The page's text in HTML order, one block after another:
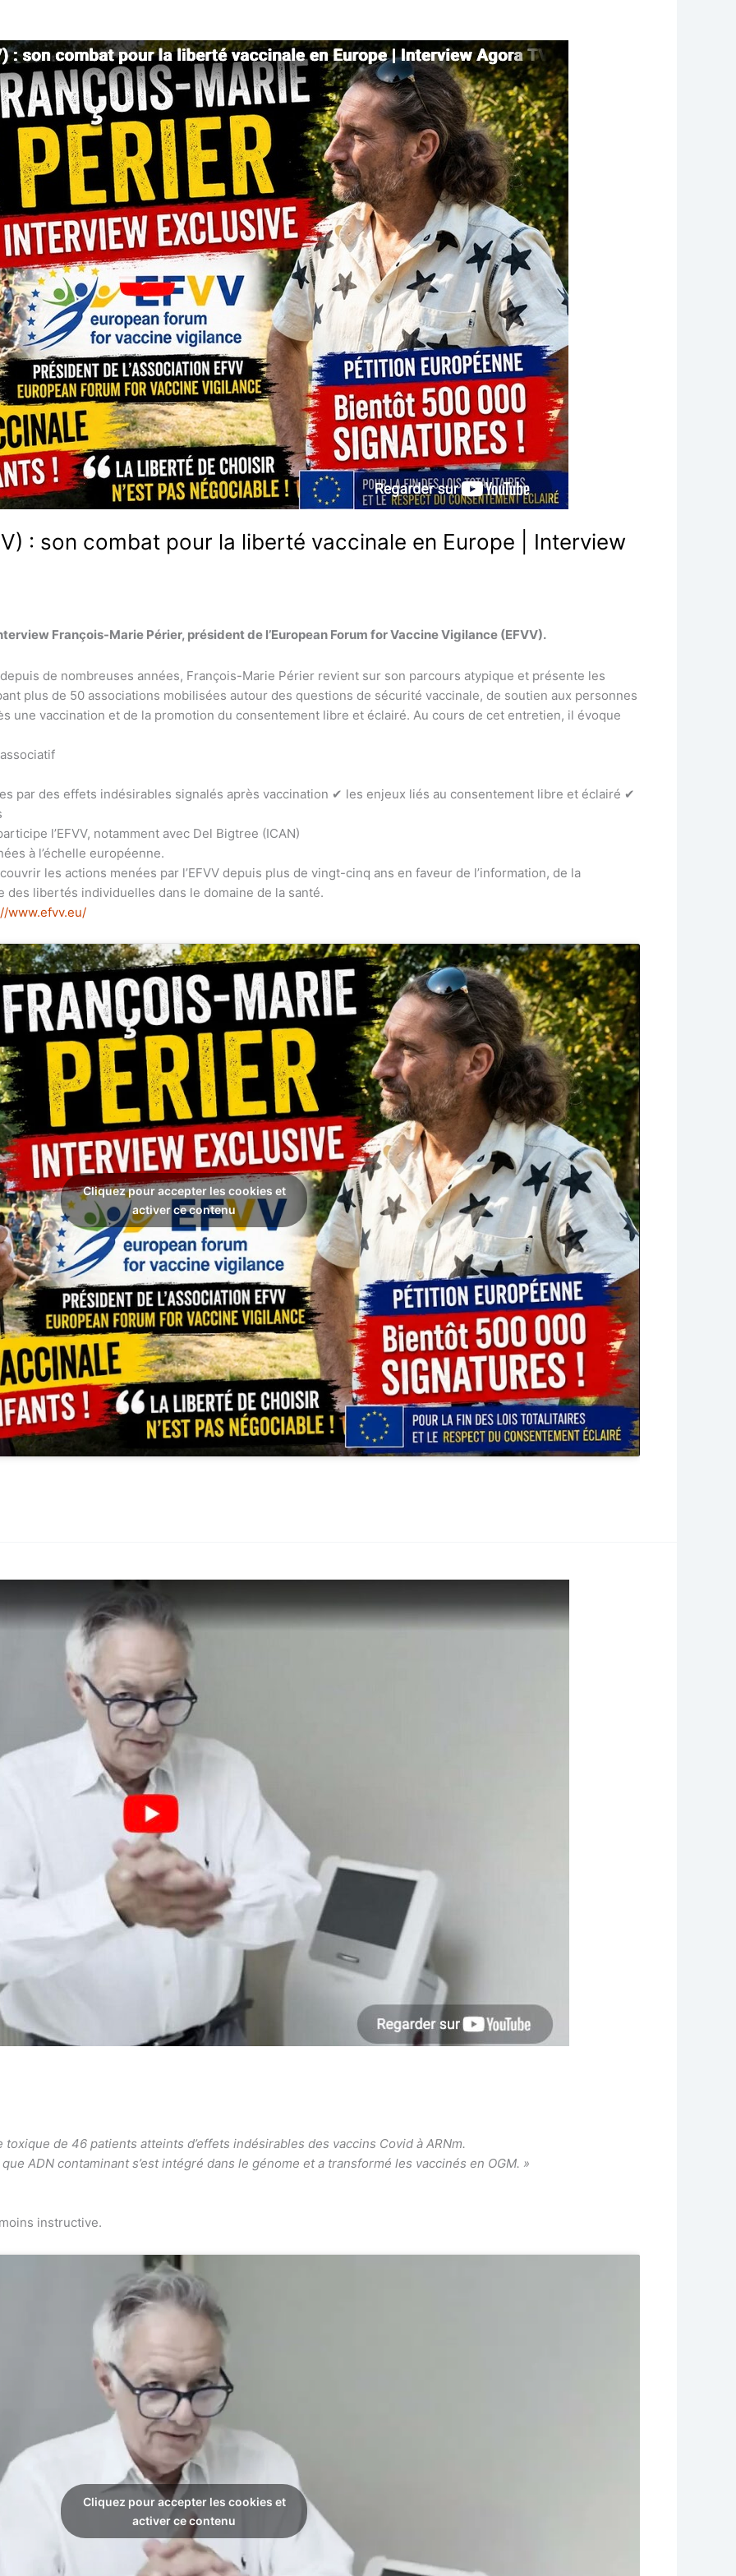
: son combat pour la liberté vaccinale en Europe | Interview
François-Marie Périer, président de l’European Forum for Vaccine Vigilance (EFVV).
de nombreuses années, François-Marie Périer revient sur son parcours atypique et présente les
plus de 50 associations mobilisées autour des questions de sécurité vaccinale, de soutien aux personnes
une vaccination et de la promotion du consentement libre et éclairé. Au cours de cet entretien, il évoque
par des effets indésirables signalés après vaccination ✔ les enjeux liés au consentement libre et éclairé ✔
l’EFVV, notamment avec Del Bigtree (ICAN)
à l’échelle européenne.
les actions menées par l’EFVV depuis plus de vingt-cinq ans en faveur de l’information, de la
libertés individuelles dans le domaine de la santé.
www.efvv.eu/
Cliquez pour accepter les cookies et
activer ce contenu
de 46 patients atteints d’effets indésirables des vaccins Covid à ARNm.
ADN contaminant s’est intégré dans le génome et a transformé les vaccinés en OGM. »
instructive.
Cliquez pour accepter les cookies et
activer ce contenu